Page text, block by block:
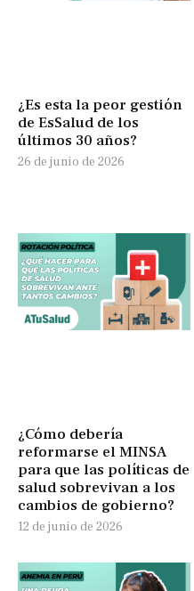
¿Es esta la peor gestión
de EsSalud de los
últimos 30 años?
26 de junio de 2026
¿Cómo debería
reformarse el MINSA
para que las políticas de
salud sobrevivan a los
cambios de gobierno?
12 de junio de 2026